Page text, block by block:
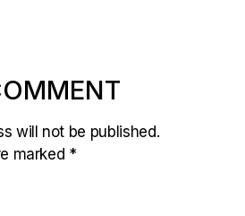
will not be published.
marked *